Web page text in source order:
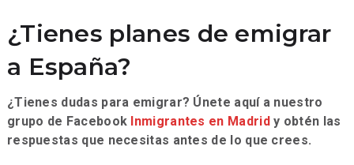
¿Tienes planes de emigrar
a España?
¿Tienes dudas para emigrar? Únete aquí a nuestro
grupo de Facebook Inmigrantes en Madridy obtén las
respuestas que necesitas antes de lo que crees.